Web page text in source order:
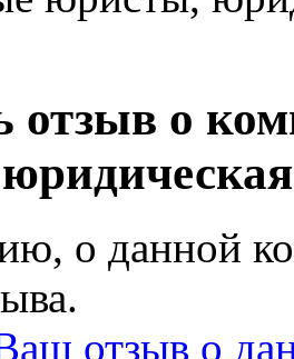
отзыв о
о данной
отзыв о